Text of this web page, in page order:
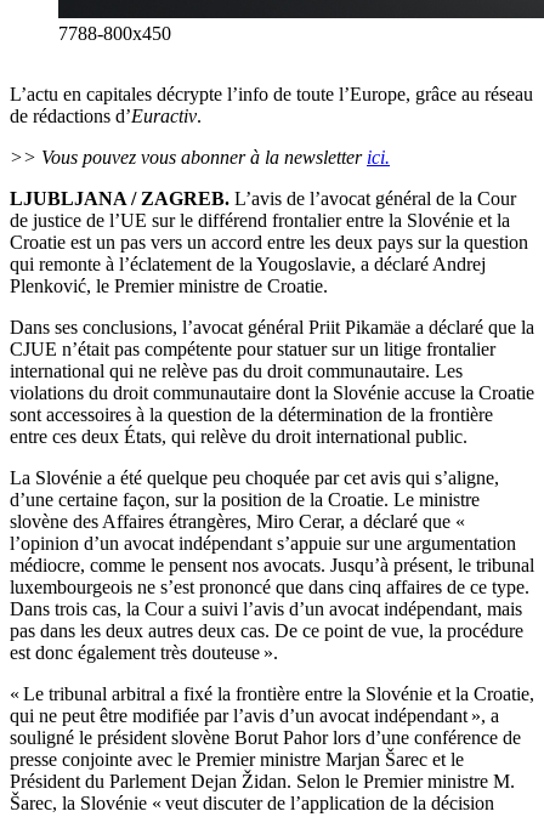
7788-800x450
L’actu en capitales décrypte l’info de toute l’Europe, grâce au réseau
de rédactions d’Euractiv.
>> Vous pouvez vous abonner à la newsletter ici.
LJUBLJANA / ZAGREB. L’avis de l’avocat général de la Cour
de justice de l’UE sur le différend frontalier entre la Slovénie et la
Croatie est un pas vers un accord entre les deux pays sur la question
qui remonte à l’éclatement de la Yougoslavie, a déclaré Andrej
Plenković, le Premier ministre de Croatie.
Dans ses conclusions, l’avocat général Priit Pikamäe a déclaré que la
CJUE n’était pas compétente pour statuer sur un litige frontalier
international qui ne relève pas du droit communautaire. Les
violations du droit communautaire dont la Slovénie accuse la Croatie
sont accessoires à la question de la détermination de la frontière
entre ces deux États, qui relève du droit international public.
La Slovénie a été quelque peu choquée par cet avis qui s’aligne,
d’une certaine façon, sur la position de la Croatie. Le ministre
slovène des Affaires étrangères, Miro Cerar, a déclaré que «
l’opinion d’un avocat indépendant s’appuie sur une argumentation
médiocre, comme le pensent nos avocats. Jusqu’à présent, le tribunal
luxembourgeois ne s’est prononcé que dans cinq affaires de ce type.
Dans trois cas, la Cour a suivi l’avis d’un avocat indépendant, mais
pas dans les deux autres deux cas. De ce point de vue, la procédure
est donc également très douteuse ».
« Le tribunal arbitral a fixé la frontière entre la Slovénie et la Croatie,
qui ne peut être modifiée par l’avis d’un avocat indépendant », a
souligné le président slovène Borut Pahor lors d’une conférence de
presse conjointe avec le Premier ministre Marjan Šarec et le
Président du Parlement Dejan Židan. Selon le Premier ministre M.
Šarec, la Slovénie « veut discuter de l’application de la décision